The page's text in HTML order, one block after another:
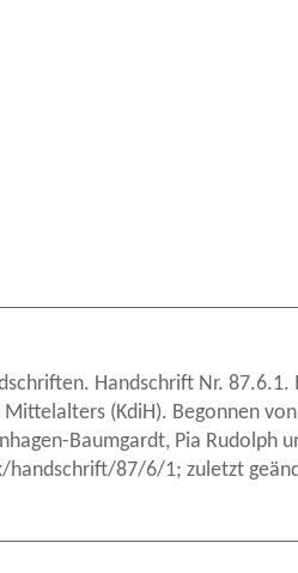
Handschrift Nr. 87.6.1.
(KdiH). Begonnen
Baumgardt, Pia Rudolph
handschrift/87/6/1; zuletzt